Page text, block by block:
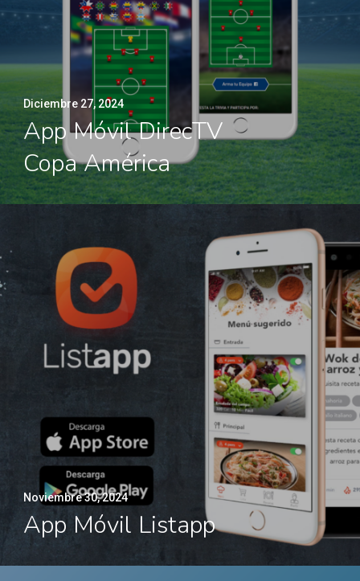
Diciembre 27, 2024
App Móvil DirecTV
Copa América
Noviembre 30, 2024
App Móvil Listapp